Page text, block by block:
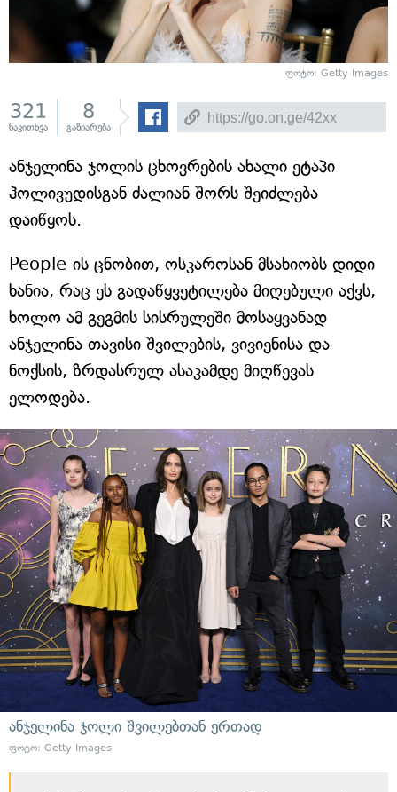
ფოტო: Getty Images
321
წაკითხვა
8
გაზიარება
ანჯელინა ჯოლის ცხოვრების ახალი ეტაპი
ჰოლივუდისგან ძალიან შორს შეიძლება
დაიწყოს.
People-ის ცნობით, ოსკაროსან მსახიობს დიდი
ხანია, რაც ეს გადაწყვეტილება მიღებული აქვს,
ხოლო ამ გეგმის სისრულეში მოსაყვანად
ანჯელინა თავისი შვილების, ვივიენისა და
ნოქსის, ზრდასრულ ასაკამდე მიღწევას
ელოდება.
ანჯელინა ჯოლი შვილებთან ერთად
ფოტო: Getty Images